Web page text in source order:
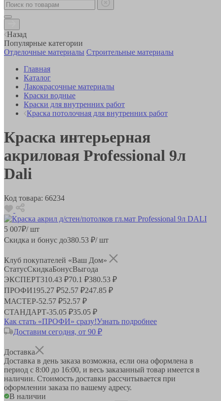
Назад
Популярные категории
Отделочные материалы Строительные материалы
Главная
Каталог
Лакокрасочные материалы
Краски водные
Краски для внутренних работ
Краска потолочная для внутренних работ
Краска интерьерная
акриловая Professional 9л
Dali
Код товара: 66234
5 007₽/ шт
Скидка и бонус до380.53 ₽/ шт
Клуб покупателей «Ваш Дом»
СтатусСкидкаБонусВыгода
ЭКСПЕРТ310.43 ₽70.1 ₽380.53 ₽
ПРОФИ195.27 ₽52.57 ₽247.85 ₽
МАСТЕР-52.57 ₽52.57 ₽
СТАНДАРТ-35.05 ₽35.05 ₽
Как стать «ПРОФИ» сразу!Узнать подробнее
Доставим сегодня, от 90 ₽
Доставка
Доставка в день заказа возможна, если она оформлена в
период с 8:00 до 16:00, и весь заказанный товар имеется в
наличии. Стоимость доставки рассчитывается при
оформлении заказа по вашему адресу.
В наличии